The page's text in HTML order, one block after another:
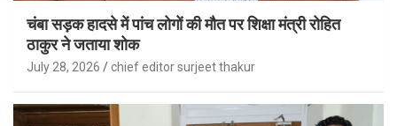
चंबा सड़क हादसे में पांच लोगों की मौत पर शिक्षा मंत्री रोहित
ठाकुर ने जताया शोक
July 28, 2026 chief editor surjeet thakur